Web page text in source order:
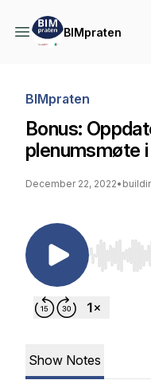
BIMpraten
BIMpraten
Bonus:
plenumsmøte
December 22, 2022•
Use Left/
Show Notes